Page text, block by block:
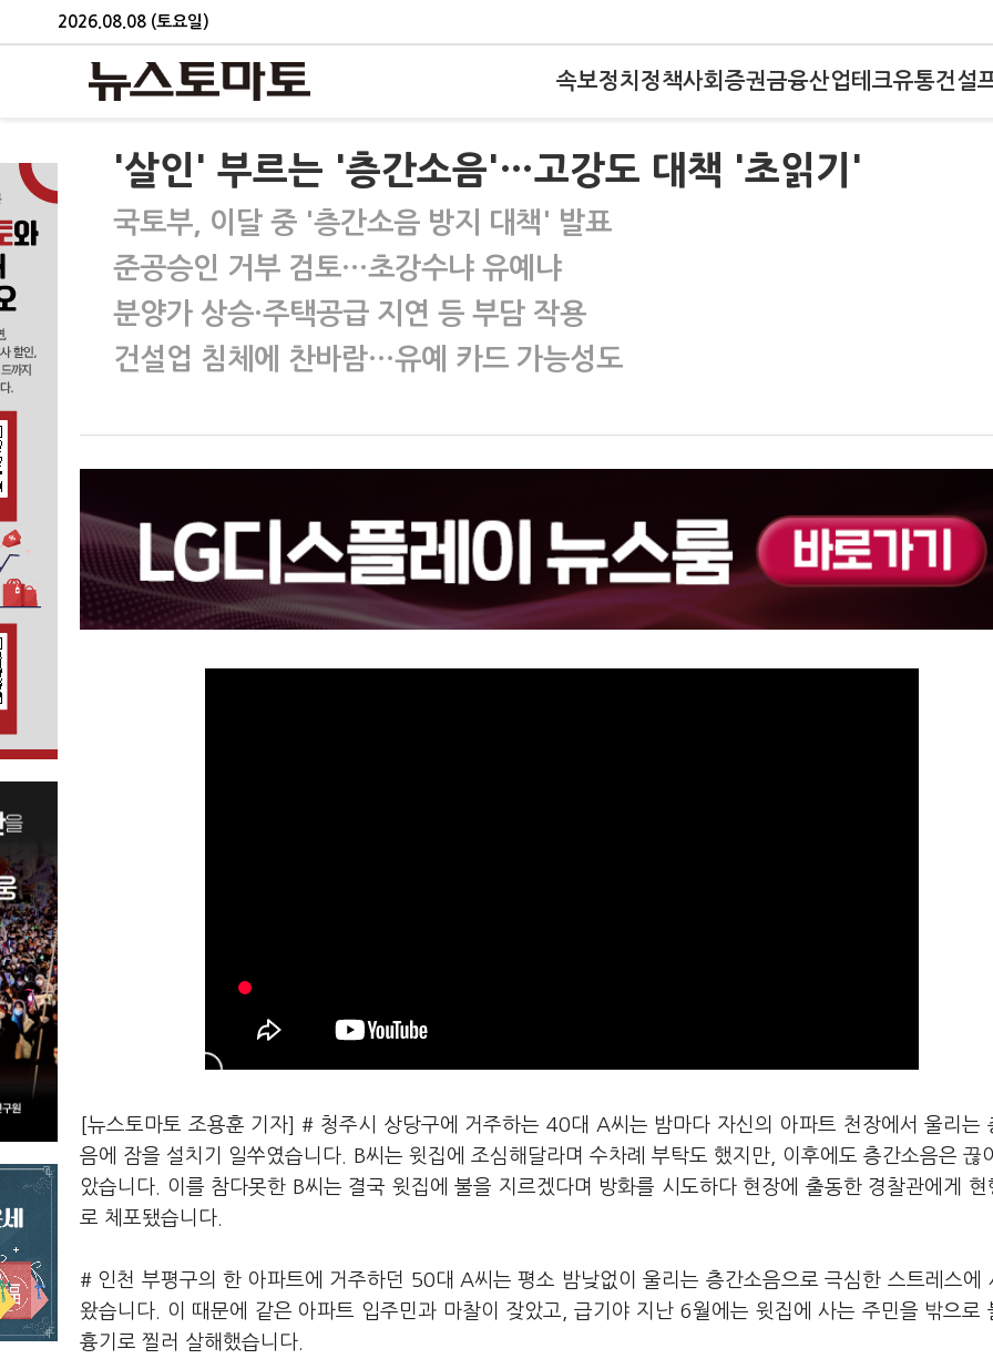
2026.08.08 (토요일)
속보정치 정책사회 증권금융산업테크유통건설
'살인' 부르는 '층간소음'…고강도 대책 '초읽기'
국토부, 이달 중 '층간소음 방지 대책' 발표
준공승인 거부 검토…초강수냐 유예냐
분양가 상승·주택공급 지연 등 부담 작용
건설업 침체에 찬바람…유예 카드 가능성도
[뉴스토마토 조용훈 기자] # 청주시 상당구에 거주하는 40대 A씨는 밤마다 자신의 아파트 천장에서 울리는
음에 잠을 설치기 일쑤였습니다. B씨는 윗집에 조심해달라며 수차례 부탁도 했지만, 이후에도 층간소음은 끊
았습니다. 이를 참다못한 B씨는 결국 윗집에 불을 지르겠다며 방화를 시도하다 현장에 출동한 경찰관에게 현
로 체포됐습니다.
# 인천 부평구의 한 아파트에 거주하던 50대 A씨는 평소 밤낮없이 울리는 층간소음으로 극심한 스트레스에
왔습니다. 이 때문에 같은 아파트 입주민과 마찰이 잦았고, 급기야 지난 6월에는 윗집에 사는 주민을 밖으로
흉기로 찔러 살해했습니다.